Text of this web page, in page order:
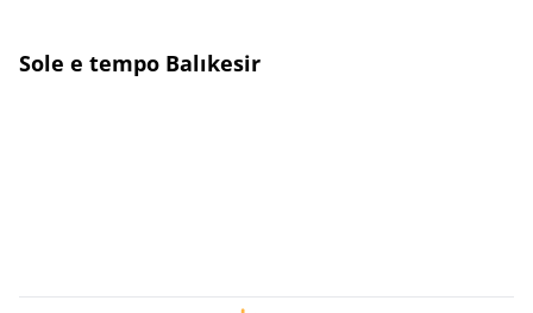
Sole e tempo Balıkesir